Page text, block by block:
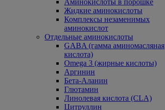
Аминокислоты в порошке
Жидкие аминокислоты
Комплексы незаменимых
аминокислот
Отдельные аминокислоты
GABA (гамма аминомасляная
кислота)
Omega 3 (жирные кислоты)
Аргинин
Бета-Аланин
Глютамин
Линолевая кислота (CLA)
Цитруллин